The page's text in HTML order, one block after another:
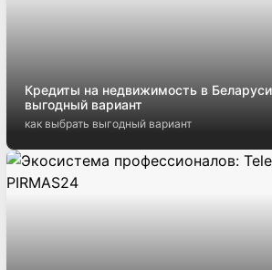
Кредиты на недвижимость в
выгодный вариант
как выбрать выгодный вариант